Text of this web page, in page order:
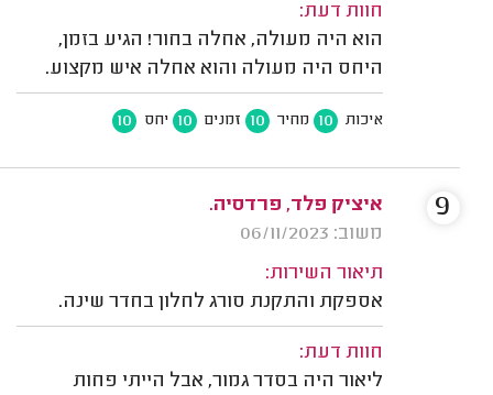
חוות דעת:
הוא היה מעולה, אחלה בחור! הגיע בזמן,
היחס היה מעולה והוא אחלה איש מקצוע.
איכות 10 מחיר 10 זמנים 10 יחס 10
איציק פלד, פרדסיה.
משוב: 06/11/2023
תיאור השירות:
אספקת והתקנת סורג לחלון בחדר שינה.
חוות דעת:
ליאור היה בסדר גמור, אבל הייתי פחות
9